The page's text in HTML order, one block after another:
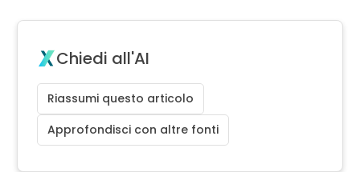
Chiedi all'AI
Riassumi questo articolo
Approfondisci con altre fonti